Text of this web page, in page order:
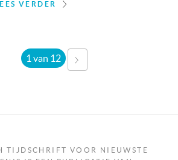
VERDER
1 van 12
TIJDSCHRIFT VOOR NIEUWSTE